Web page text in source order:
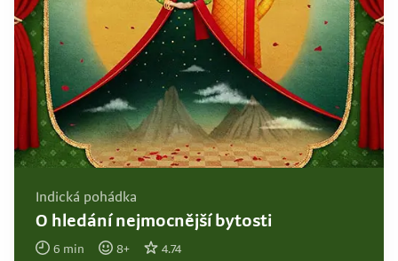
Indická pohádka
O hledání nejmocnější bytosti
6 min 8+ 4.74